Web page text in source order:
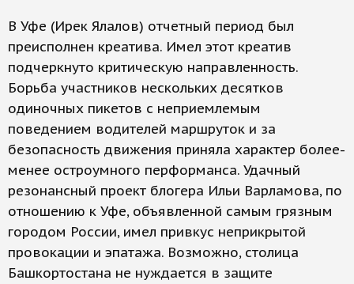
В Уфе (Ирек Ялалов) отчетный период был
преисполнен креатива. Имел этот креатив
подчеркнуто критическую направленность.
Борьба участников нескольких десятков
одиночных пикетов с неприемлемым
поведением водителей маршруток и за
безопасность движения приняла характер более-
менее остроумного перформанса. Удачный
резонансный проект блогера Ильи Варламова, по
отношению к Уфе, объявленной самым грязным
городом России, имел привкус неприкрытой
провокации и эпатажа. Возможно, столица
Башкортостана не нуждается в защите